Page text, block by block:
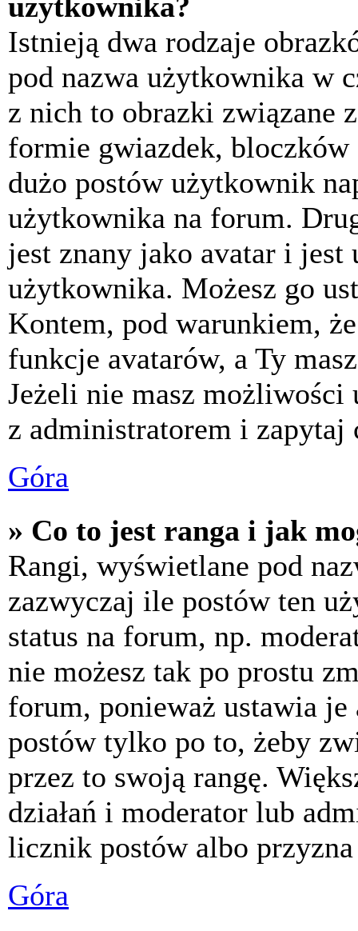
Istnieją dwa rodzaje
pod nazwa użytkownika w
z nich to obrazki związane
formie gwiazdek,
dużo postów użytkownik
użytkownika na forum.
jest znany jako avatar i jest
użytkownika. Możesz go
Kontem, pod warunkiem,
funkcje avatarów, a Ty
Jeżeli nie masz możliwości
z administratorem i zapytaj
Góra
» Co to jest ranga i jak
Rangi, wyświetlane pod
zazwyczaj ile postów ten
status na forum, np.
nie możesz tak po prostu
forum, ponieważ ustawia
postów tylko po to, żeby
przez to swoją rangę.
działań i moderator lub
licznik postów albo
Góra